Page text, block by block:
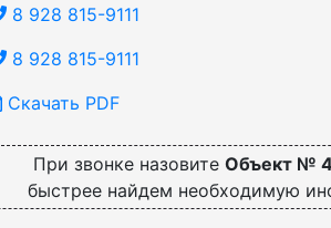
8 928 815-9111
8 928 815-9111
Скачать PDF
При звонке назовитеОбъект №
быстрее найдем необходимую